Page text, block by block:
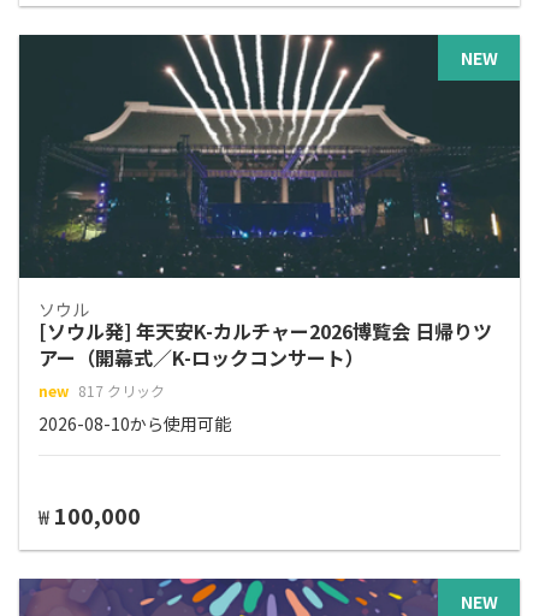
NEW
ソウル
[ソウル発] 年天安K-カルチャー2026博覧会 日帰りツ
アー（開幕式／K-ロックコンサート）
new 817 クリック
2026-08-10から使用可能
₩ 100,000
NEW